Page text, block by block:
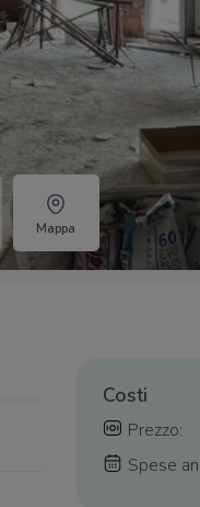
Mappa
Costi
Prezzo:
Spese